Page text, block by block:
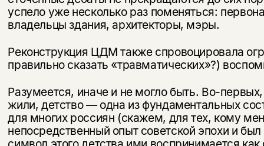
успело уже несколько раз поменяться:
владельцы здания, архитекторы, мэры.
Реконструкция ЦДМ также спровоцировала
правильно сказать «травматических»?)
Разумеется, иначе и не могло быть. Во-
жили, детство — одна из фундаментальных
для многих россиян (скажем, для тех, кому
непосредственный опыт советской эпохи и